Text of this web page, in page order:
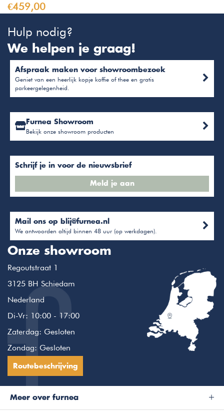
€459,00
Hulp nodig?
We helpen je graag!
Afspraak maken voor showroombezoek
Geniet van een heerlijk kopje koffie of thee en gratis
parkeergelegenheid.
Furnea Showroom
Bekijk onze showroom producten
Schrijf je in voor de nieuwsbrief
Meld je aan
Mail ons op blij@furnea.nl
We antwoorden altijd binnen 48 uur (op werkdagen).
Onze showroom
Regoutstraat 1
3125 BH Schiedam
Nederland
Di-Vr: 10:00 - 17:00
Zaterdag: Gesloten
Zondag: Gesloten
Routebeschrijving
Meer over furnea